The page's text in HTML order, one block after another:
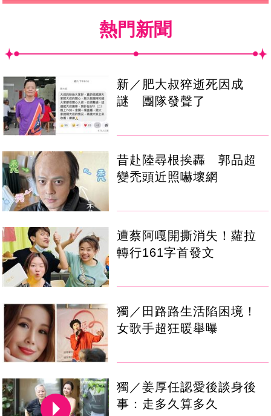
熱門新聞
新／肥大叔猝逝死因成
謎 團隊發聲了
昔赴陸尋根挨轟 郭品超
變禿頭近照嚇壞網
遭蔡阿嘎開撕消失！蘿拉
轉行161字首發文
獨／田路路生活陷困境！
女歌手超狂暖舉曝
獨／姜厚任認愛後談身後
事：走多久算多久